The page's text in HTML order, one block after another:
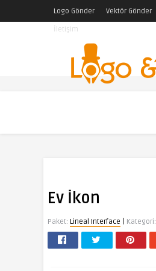
Logo Gönder Vektör Gönder
İletişim
Ev İkon
Paket: Lineal Interface | Kategori: